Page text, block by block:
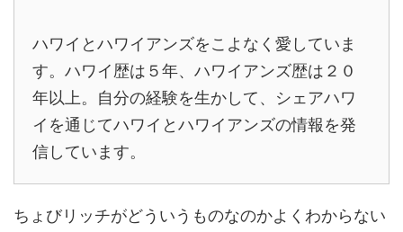
ハワイとハワイアンズをこよなく愛していま
す。ハワイ歴は５年、ハワイアンズ歴は２０
年以上。自分の経験を生かして、シェアハワ
イを通じてハワイとハワイアンズの情報を発
信しています。
ちょびリッチがどういうものなのかよくわからない